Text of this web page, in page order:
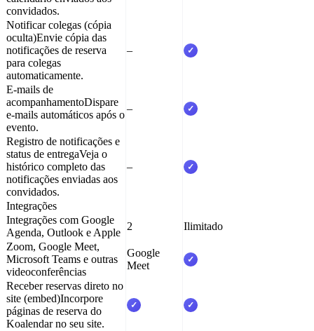
convidados.
Notificar colegas (cópia
oculta)Envie cópia das
notificações de reserva
para colegas
automaticamente.
– ✓
E-mails de
acompanhamentoDispare
e-mails automáticos após o
evento.
– ✓
Registro de notificações e
status de entregaVeja o
histórico completo das
notificações enviadas aos
convidados.
– ✓
Integrações
Integrações com Google
Agenda, Outlook e Apple
2
Ilimitado
Zoom, Google Meet,
Microsoft Teams e outras
videoconferências
Google
Meet
✓
Receber reservas direto no
site (embed)Incorpore
páginas de reserva do
Koalendar no seu site.
✓ ✓